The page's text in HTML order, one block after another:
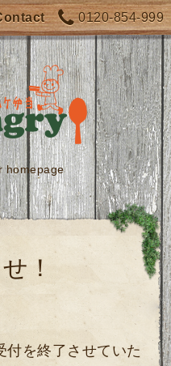
0120-854-999
homepage
！
を終了させていた